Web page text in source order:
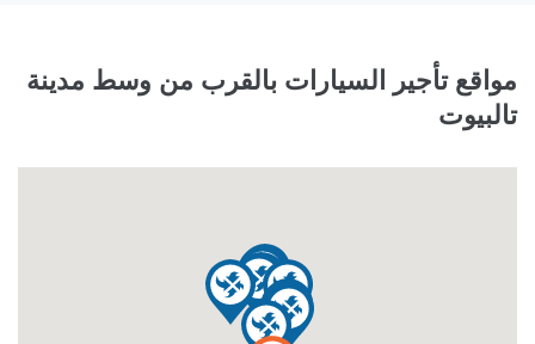
مواقع تأجير السيارات بالقرب من وسط مدينة
تالبيوت